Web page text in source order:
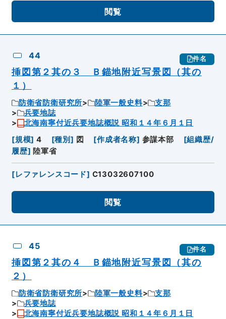
閲覧
44 件名
挿図第２其の３ Ｂ錨地附近写景図（其の
１）
防衛省防衛研究所 陸軍一般史料
支那
兵要地誌
北海南寧付近兵要地誌概説 昭和１４年６月１日
[規模] 4 [種別 ] 図 [作成者名称] 参謀本部 [組織歴/
履歴] 陸軍省
[レファレンスコード] C13032607100
閲覧
45 件名
挿図第２其の４ Ｂ錨地附近写景図（其の
２）
防衛省防衛研究所 陸軍一般史料
支那
兵要地誌
北海南寧付近兵要地誌概説 昭和１４年６月１日